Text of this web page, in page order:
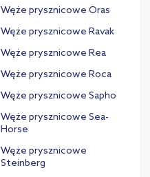
Węże prysznicowe Oras
Węże prysznicowe Ravak
Węże prysznicowe Rea
Węże prysznicowe Roca
Węże prysznicowe Sapho
Węże prysznicowe Sea-
Horse
Węże prysznicowe
Steinberg